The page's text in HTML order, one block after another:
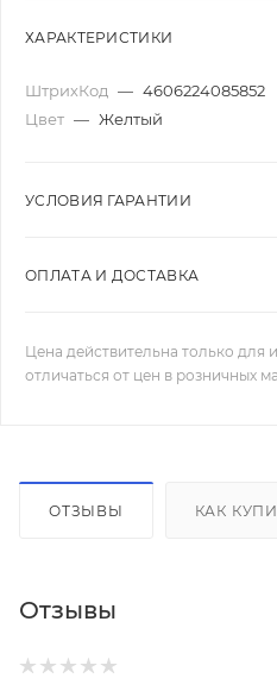
ХАРАКТЕРИСТИКИ
ШтрихКод — 4606224085852
Цвет — Желтый
УСЛОВИЯ ГАРАНТИИ
ОПЛАТА И ДОСТАВКА
Цена действительна только для
отличаться от цен в розничных
ОТЗЫВЫ КАК
Отзывы